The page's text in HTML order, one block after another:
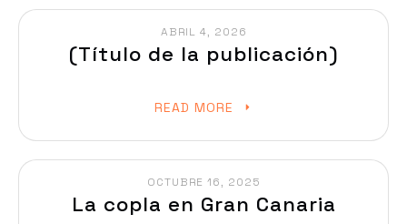
ABRIL 4, 2026
(Título de la publicación)
READ MORE
OCTUBRE 16, 2025
La copla en Gran Canaria